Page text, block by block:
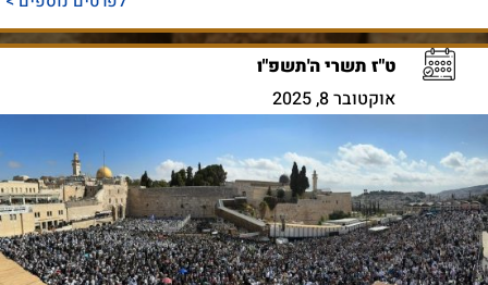
ט"ז תשרי ה'תשפ"ו
אוקטובר 8, 2025